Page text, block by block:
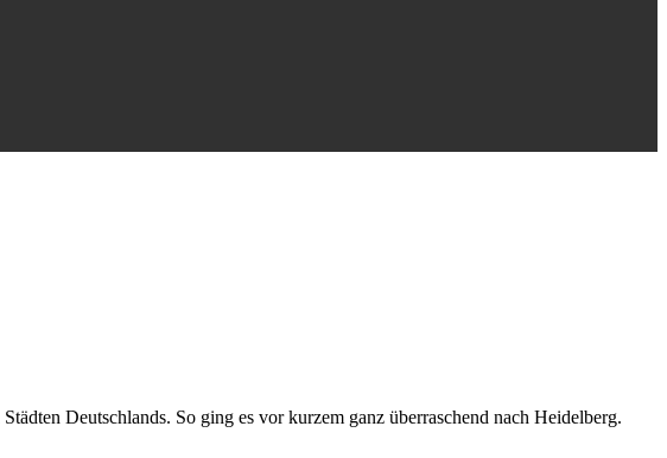
Deutschlands. So ging es vor kurzem ganz überraschend nach Heidelberg.